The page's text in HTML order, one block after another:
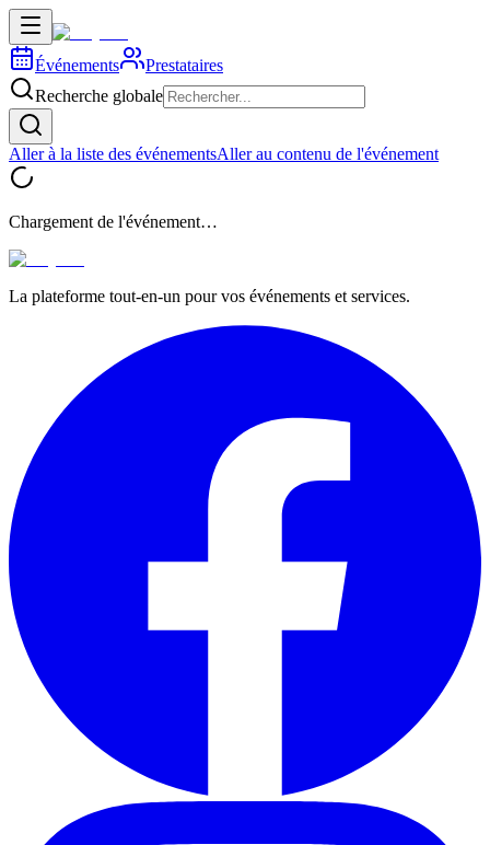
Événements
Prestataires
Recherche globale
Aller à la liste des événementsAller au contenu de l'événement
Chargement de l'événement…
La plateforme tout-en-un pour vos événements et services.